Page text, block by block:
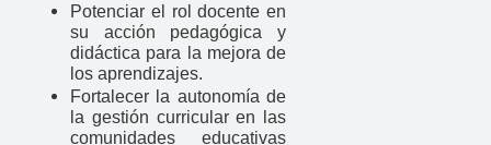
Potenciar el rol docente en
su acción pedagógica y
didáctica para la mejora de
los aprendizajes.
Fortalecer la autonomía de
la gestión curricular en las
comunidades educativas